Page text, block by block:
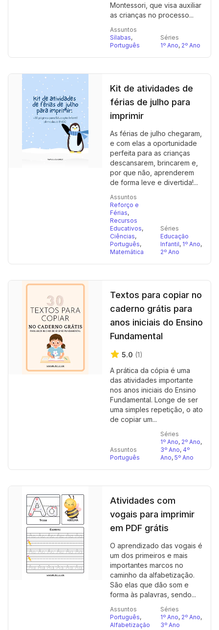
Montessori, que visa auxiliar
as crianças no processo...
Assuntos
Sílabas,
Português
Séries
1º Ano, 2º Ano
Kit de atividades de
férias de julho para
imprimir
As férias de julho chegaram,
e com elas a oportunidade
perfeita para as crianças
descansarem, brincarem e,
por que não, aprenderem
de forma leve e divertida!...
Assuntos
Reforço e
Férias,
Recursos
Educativos,
Ciências,
Português,
Matemática
Séries
Educação
Infantil, 1º Ano,
2º Ano
Textos para copiar no
caderno grátis para
anos iniciais do Ensino
Fundamental
5.0 (1)
A prática da cópia é uma
das atividades importante
nos anos iniciais do Ensino
Fundamental. Longe de ser
uma simples repetição, o ato
de copiar um...
Assuntos
Português
Séries
1º Ano, 2º Ano,
3º Ano, 4º
Ano, 5º Ano
Atividades com
vogais para imprimir
em PDF grátis
O aprendizado das vogais é
um dos primeiros e mais
importantes marcos no
caminho da alfabetização.
São elas que dão som e
forma às palavras, sendo...
Assuntos
Português,
Alfabetização
Séries
1º Ano, 2º Ano,
3º Ano